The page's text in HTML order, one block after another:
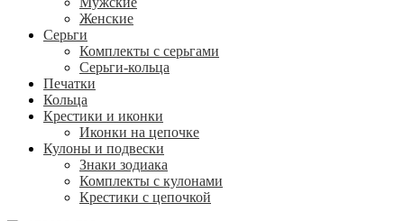
Женские
Серьги
Комплекты с серьгами
Серьги-кольца
Печатки
Кольца
Крестики и иконки
Иконки на цепочке
Кулоны и подвески
Знаки зодиака
Комплекты с кулонами
Крестики с цепочкой